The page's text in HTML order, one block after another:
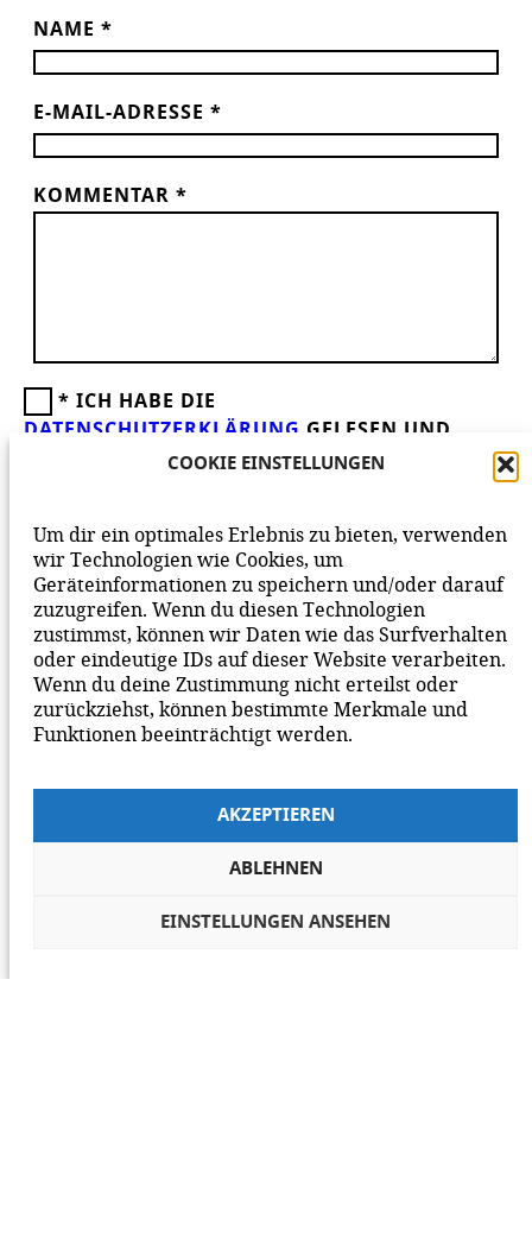
COOKIE EINSTELLUNGEN
Um dir ein optimales Erlebnis zu bieten, verwenden
wir Technologien wie Cookies, um
Geräteinformationen zu speichern und/oder darauf
zuzugreifen. Wenn du diesen Technologien
zustimmst, können wir Daten wie das Surfverhalten
oder eindeutige IDs auf dieser Website verarbeiten.
Wenn du deine Zustimmung nicht erteilst oder
zurückziehst, können bestimmte Merkmale und
Funktionen beeinträchtigt werden.
AKZEPTIEREN
ABLEHNEN
EINSTELLUNGEN ANSEHEN
NAME *
E-MAIL-ADRESSE *
KOMMENTAR *
* ICH HABE DIE
DATENSCHUTZERKLÄRUNG GELESEN UND
AKZEPTIERE DIESE.WIR FREUEN UNS ÜBER
MITEINANDER AUF UNSERER SEITE.